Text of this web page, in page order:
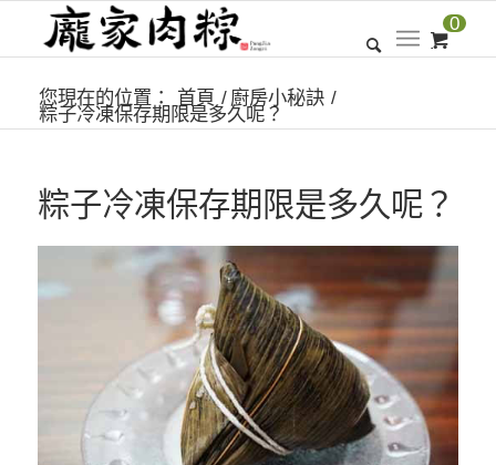
0
您現在的位置： 首頁 / 廚房小秘訣 /
粽子冷凍保存期限是多久呢？
粽子冷凍保存期限是多久呢？